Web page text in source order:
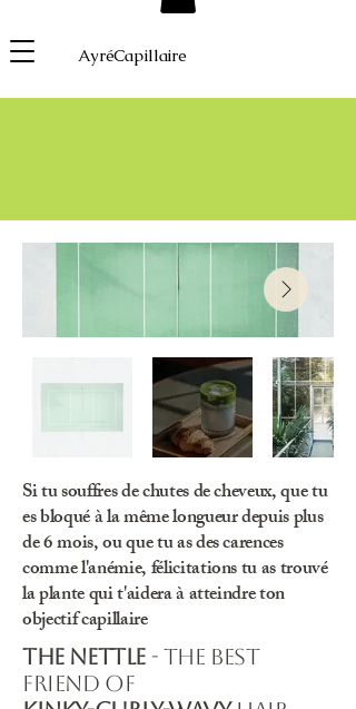
AyréCapillaire
Si tu souffres de chutes de cheveux, que tu
es bloqué à la même longueur depuis plus
de 6 mois, ou que tu as des carences
comme l'anémie, félicitations tu as trouvé
la plante qui t'aidera à atteindre ton
objectif capillaire
The nettle - the best
friend of